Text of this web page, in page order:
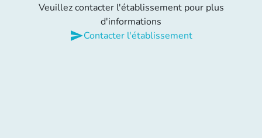
Veuillez contacter l'établissement pour plus
d'informations
sendContacter l'établissement